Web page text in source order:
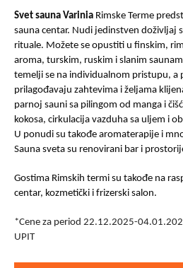
Svet sauna Varinia Rimske Terme
sauna centar. Nudi jedinstven doživljaj
rituale. Možete se opustiti u finskim,
aroma, turskim, ruskim i slanim
temelji se na individualnom pristupu, a
prilagođavaju zahtevima i željama
parnoj sauni sa pilingom od manga i
kokosa, cirkulacija vazduha sa uljem i
U ponudi su takođe aromaterapije i
Sauna sveta su renovirani bar i
Gostima Rimskih termi su takođe na
centar, kozmetički i frizerski salon.
*Cene za period 22.12.2025-
UPIT